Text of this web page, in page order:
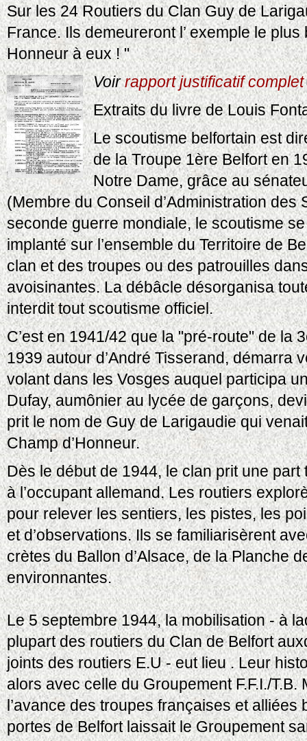
Sur les 24 Routiers du Clan Guy de
France. Ils demeureront l’ exemple le
Honneur à eux ! "
Voirrapport justificatif complet
Extraits du livre de Louis
Le scoutisme belfortain est
de la Troupe 1ère Belfort en
Notre Dame, grâce au
(Membre du Conseil d’Administration
seconde guerre mondiale, le scoutisme
implanté sur l’ensemble du Territoire de
clan et des troupes ou des patrouilles
avoisinantes. La débâcle désorganisa
interdit tout scoutisme officiel.
C’est en 1941/42 que la "pré-route" de la
1939 autour d’André Tisserand, démarra
volant dans les Vosges auquel participa
Dufay, aumônier au lycée de garçons,
prit le nom de Guy de Larigaudie qui
Champ d’Honneur.
Dès le début de 1944, le clan prit une
à l’occupant allemand. Les routiers
pour relever les sentiers, les pistes, les
et d’observations. Ils se familiarisèrent
crètes du Ballon d’Alsace, de la Planche
environnantes.
Le 5 septembre 1944, la mobilisation - à
plupart des routiers du Clan de Belfort
joints des routiers E.U - eut lieu . Leur
alors avec celle du Groupement F.F.I./T.B.
l’avance des troupes françaises et alliées
portes de Belfort laissait le Groupement